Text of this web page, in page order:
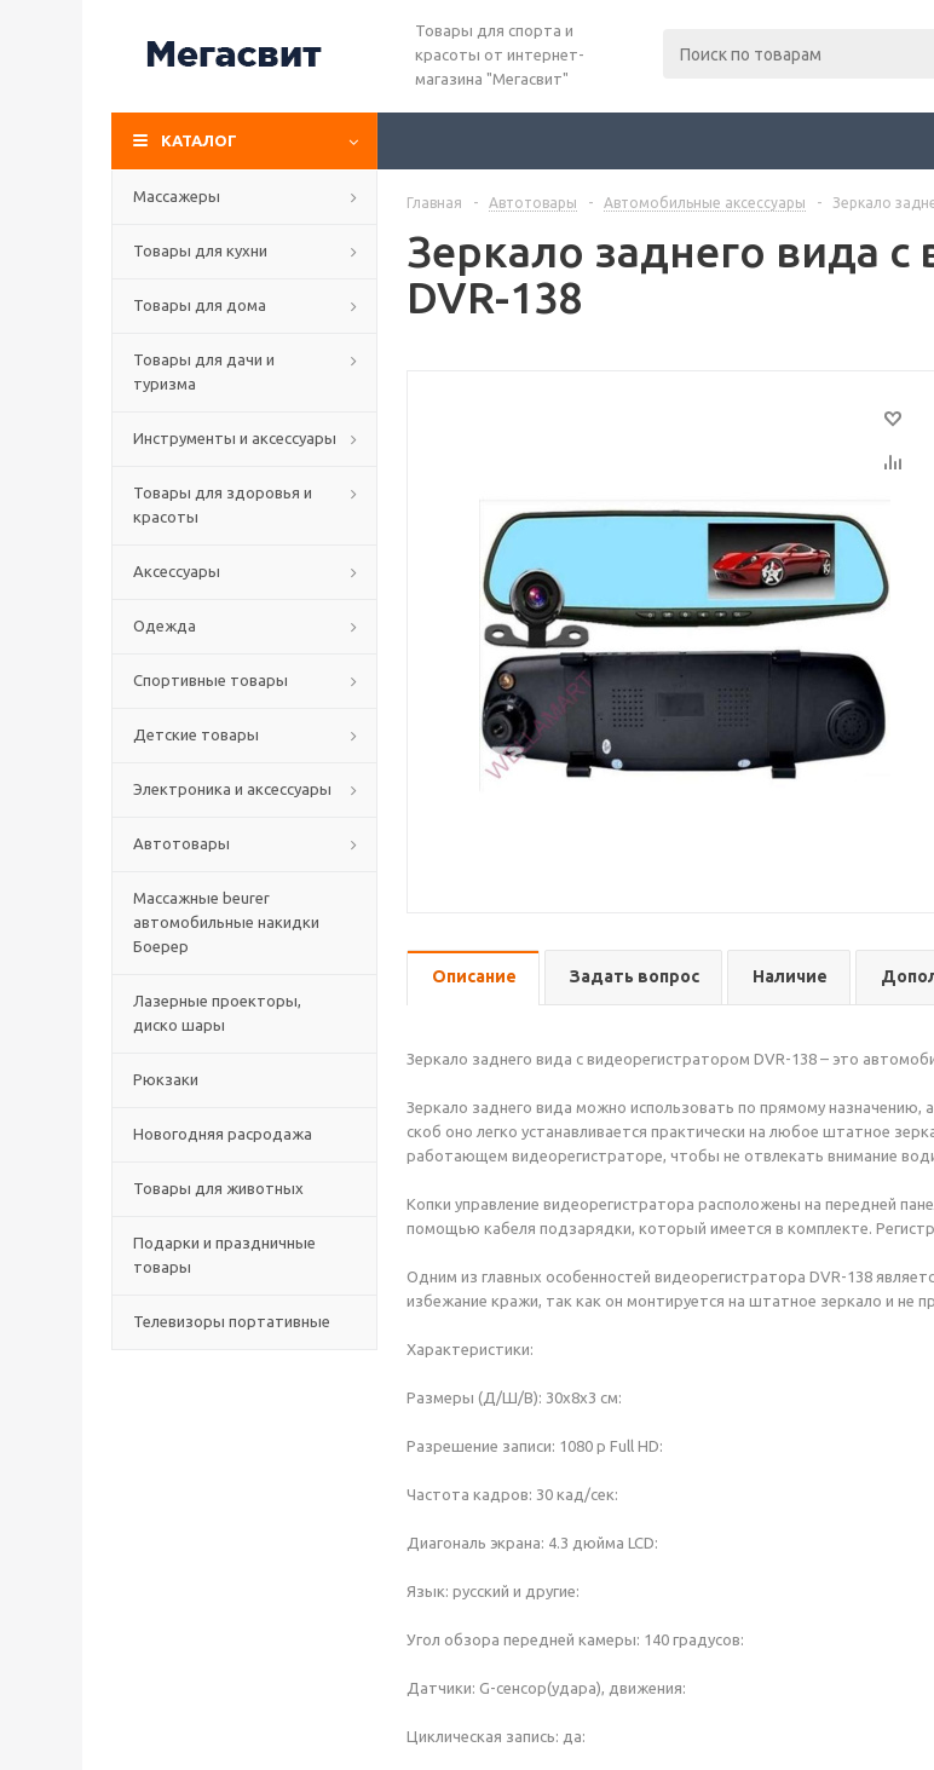
Товары для спорта и
красоты от интернет-
магазина "Мегасвит"
КАТАЛОГ
Массажеры
Товары для кухни
Товары для дома
Товары для дачи и
туризма
Инструменты и аксессуары
Товары для здоровья и
красоты
Аксессуары
Одежда
Спортивные товары
Детские товары
Электроника и аксессуары
Автотовары
Массажные beurer
автомобильные накидки
Боерер
Лазерные проекторы,
диско шары
Рюкзаки
Новогодняя расродажа
Товары для животных
Подарки и праздничные
товары
Телевизоры портативные
Главная - Автотовары - Автомобильные аксессуары - Зеркало
Зеркало заднего вида
DVR-138
Описание Задать вопрос Наличие
Зеркало заднего вида с видеорегистратором DVR-138 – это
Зеркало заднего вида можно использовать по прямому
скоб оно легко устанавливается практически на любое штатное
работающем видеорегистраторе, чтобы не отвлекать внимание
Копки управление видеорегистратора расположены на передней
помощью кабеля подзарядки, который имеется в комплекте.
Одним из главных особенностей видеорегистратора DVR-138
избежание кражи, так как он монтируется на штатное зеркало и не
Характеристики:
Размеры (Д/Ш/В): 30х8х3 см:
Разрешение записи: 1080 р Full HD:
Частота кадров: 30 кад/сек:
Диагональ экрана: 4.3 дюйма LCD:
Язык: русский и другие:
Угол обзора передней камеры: 140 градусов:
Датчики: G-сенсор(удара), движения:
Циклическая запись: да: